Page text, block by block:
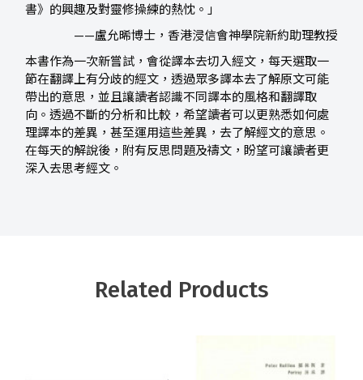
書》的興趣及對靈修操練的熱忱。」
——盧允晞博士，香港浸信會神學院新約助理教授
本書作為一次新嘗試，會從譯本去切入經文，每天選取一
節在翻譯上有分歧的經文，透過眾多譯本去了解原文可能
帶出的意思，並且讓讀者認識不同譯本的風格和翻譯取
向。透過不斷的分析和比較，希望讀者可以更熟悉如何處
理譯本的差異，甚至運用這些差異，去了解經文的意思。
在每天的解說後，附有反思問題及禱文，盼望可讓讀者更
深入去思考經文。
Related Products